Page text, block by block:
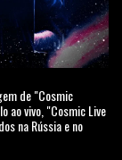
de "Cosmic
ao vivo, "Cosmic Live
na Rússia e no